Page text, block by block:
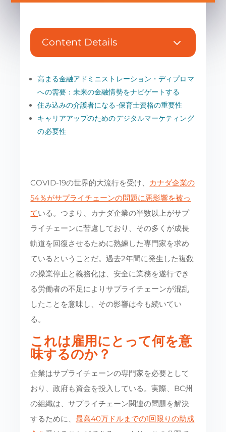
Content Details 3
高まる金融アドミニストレーション・ディプロマ
への需要：未来の金融情勢をナビゲートする
住み込みの介護者になる-保育士資格の重要性
キャリアアップのためのデジタルマーケティング
の必要性
COVID-19の世界的大流行を受け、 カナダ企業の
54％がサプライチェーンの問題に悪影響を被っ
ている。つまり、カナダ企業の半数以上がサプ
ライチェーンに苦慮しており、その多くが成長
軌道を回復させるために熟練した専門家を求め
ているということだ。過去2年間に発生した複数
の操業停止と義務化は、安全に業務を遂行でき
る労働者の不足によりサプライチェーンが混乱
したことを意味し、その影響は今も続いてい
る。
これは雇用にとって何を意
味するのか？
企業はサプライチェーンの専門家を必要として
おり、政府も資金を投入している。実際、BC州
の組織は、サプライチェーン関連の問題を解決
するために、最高40万ドルまでの1回限りの助成